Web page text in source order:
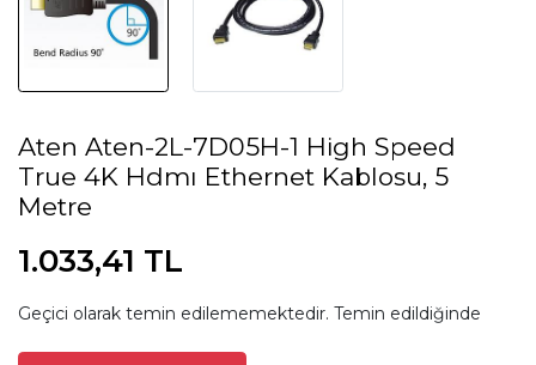
Aten Aten-2L-7D05H-1 High Speed
True 4K Hdmı Ethernet Kablosu, 5
Metre
1.033,41 TL
Geçici olarak temin edilememektedir. Temin edildiğinde